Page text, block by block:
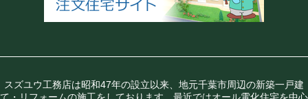
スズユウ工務店は昭和47年の設立以来、地元千葉市周辺の新築一戸建
て・リフォームの施工をしております。最近ではオール電化住宅を中心